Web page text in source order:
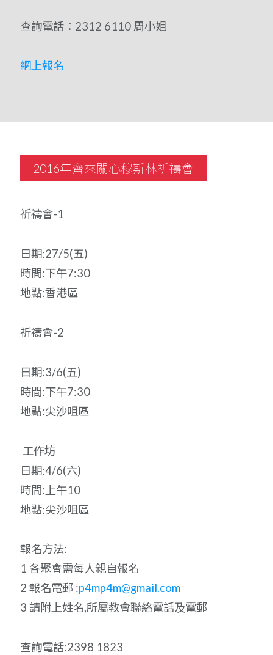
查詢電話：2312 6110 周小姐
網上報名
2016年齊來關心穆斯林祈禱會
祈禱會-1
日期:27/5(五)
時間:下午7:30
地點:香港區
祈禱會-2
日期:3/6(五)
時間:下午7:30
地點:尖沙咀區
工作坊
日期:4/6(六)
時間:上午10
地點:尖沙咀區
報名方法:
1 各聚會需每人親自報名
2 報名電郵 :p4mp4m@gmail.com
3 請附上姓名,所屬教會聯絡電話及電郵
查詢電話:2398 1823